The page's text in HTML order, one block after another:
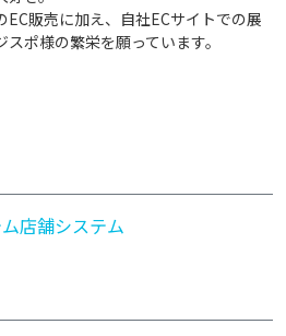
販売に加え、自社ECサイトでの展
ポ様の繁栄を願っています。
店舗システム